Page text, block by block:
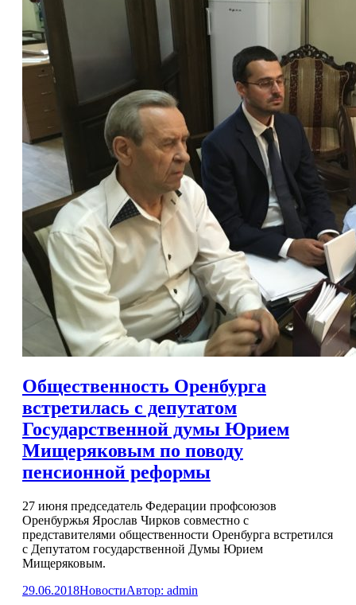
Общественность Оренбурга
встретилась с депутатом
Государственной думы Юрием
Мищеряковым по поводу
пенсионной реформы
27 июня председатель Федерации профсоюзов
Оренбуржья Ярослав Чирков совместно с
представителями общественности Оренбурга встретился
с Депутатом государственной Думы Юрием
Мищеряковым.
29.06.2018НовостиАвтор: admin